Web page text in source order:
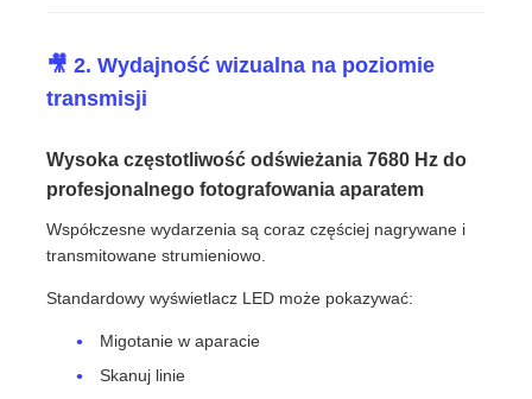
🎥 2. Wydajność wizualna na poziomie
transmisji
Wysoka częstotliwość odświeżania 7680 Hz do
profesjonalnego fotografowania aparatem
Współczesne wydarzenia są coraz częściej nagrywane i
transmitowane strumieniowo.
Standardowy wyświetlacz LED może pokazywać:
Migotanie w aparacie
Skanuj linie